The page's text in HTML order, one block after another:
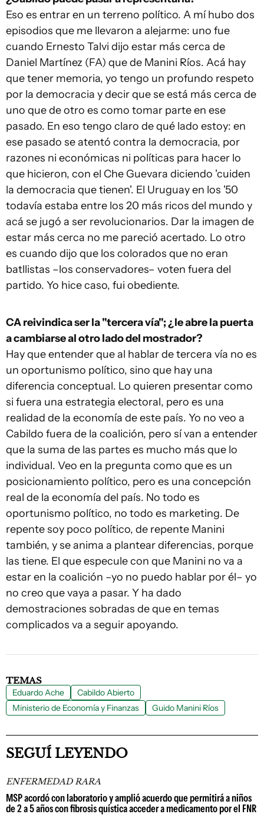
Eso es entrar en un terreno político. A mí hubo dos
episodios que me llevaron a alejarme: uno fue
cuando Ernesto Talvi dijo estar más cerca de
Daniel Martínez (FA) que de Manini Ríos. Acá hay
que tener memoria, yo tengo un profundo respeto
por la democracia y decir que se está más cerca de
uno que de otro es como tomar parte en ese
pasado. En eso tengo claro de qué lado estoy: en
ese pasado se atentó contra la democracia, por
razones ni económicas ni políticas para hacer lo
que hicieron, con el Che Guevara diciendo 'cuiden
la democracia que tienen'. El Uruguay en los '50
todavía estaba entre los 20 más ricos del mundo y
acá se jugó a ser revolucionarios. Dar la imagen de
estar más cerca no me pareció acertado. Lo otro
es cuando dijo que los colorados que no eran
batllistas –los conservadores– voten fuera del
partido. Yo hice caso, fui obediente.
CA reivindica ser la "tercera vía"; ¿le abre la puerta
a cambiarse al otro lado del mostrador?
Hay que entender que al hablar de tercera vía no es
un oportunismo político, sino que hay una
diferencia conceptual. Lo quieren presentar como
si fuera una estrategia electoral, pero es una
realidad de la economía de este país. Yo no veo a
Cabildo fuera de la coalición, pero sí van a entender
que la suma de las partes es mucho más que lo
individual. Veo en la pregunta como que es un
posicionamiento político, pero es una concepción
real de la economía del país. No todo es
oportunismo político, no todo es marketing. De
repente soy poco político, de repente Manini
también, y se anima a plantear diferencias, porque
las tiene. El que especule con que Manini no va a
estar en la coalición –yo no puedo hablar por él– yo
no creo que vaya a pasar. Y ha dado
demostraciones sobradas de que en temas
complicados va a seguir apoyando.
TEMAS
Eduardo Ache
Cabildo Abierto
Ministerio de Economía y Finanzas
Guido Manini Ríos
SEGUÍ LEYENDO
ENFERMEDAD RARA
MSP acordó con laboratorio y amplió acuerdo que permitirá a niños
de 2 a 5 años con fibrosis quística acceder a medicamento por el FNR